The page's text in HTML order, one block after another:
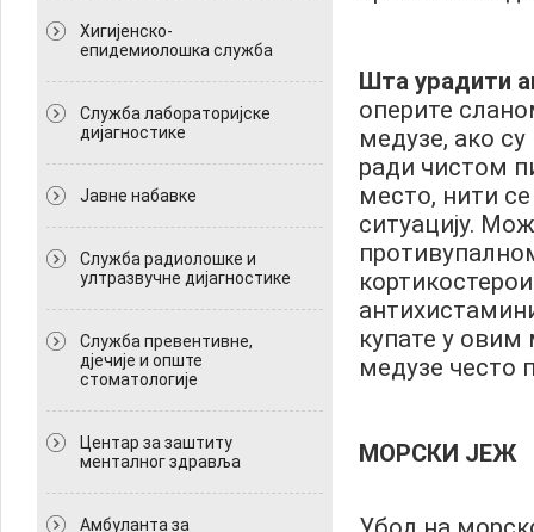
Хигијенско-
епидемиолошка служба
Служба лабораторијске
дијагностике
Јавне набавке
Служба радиолошке и
ултразвучне дијагностике
Служба превентивне,
дјечије и опште
стоматологије
Центар за заштиту
менталног здравља
Амбуланта за
Шта урадити
оперите
медузе, ако
ради чистом
место, нити
ситуацију.
купате у овим
медузе често
МОРСКИ ЈЕЖ